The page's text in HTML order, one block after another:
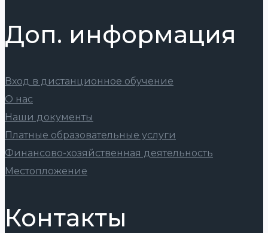
Доп. информация
Вход в дистанционное обучение
О нас
Наши документы
Платные образовательные услуги
Финансово-хозяйственная деятельность
Местопложение
Контакты